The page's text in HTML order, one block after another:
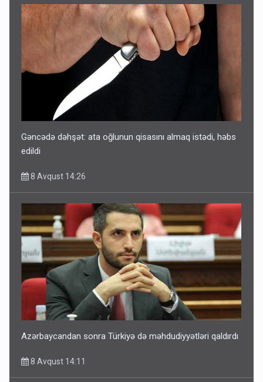
Gəncədə dəhşət: ata oğlunun qisasını almaq istədi, həbs
edildi
8 Avqust 14:26
Azərbaycandan sonra Türkiyə də məhdudiyyətləri qaldırdı
8 Avqust 14:11